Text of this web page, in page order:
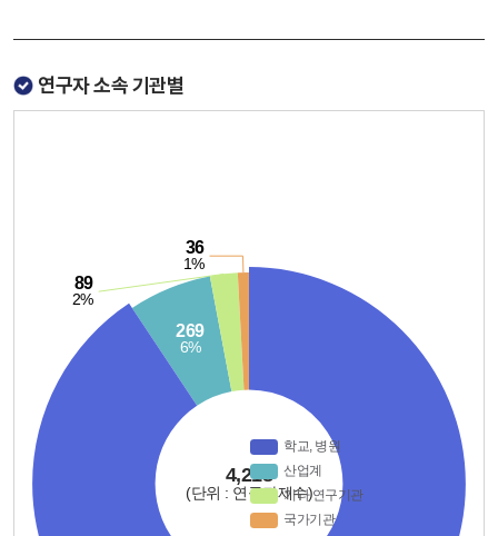
연구자 소속 기관별